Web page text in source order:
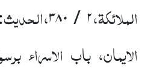
الملائکۃ،۲ / ۳۸۰ ،الحدیث:
الایمان، باب الاسراء